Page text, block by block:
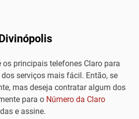
os principais telefones Claro para
serviços mais fácil. Então, se
mas deseja contratar algum dos
para o Número da Claro
e assine.